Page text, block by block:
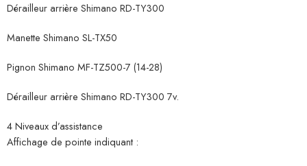
Dérailleur arrière Shimano RD-TY300
Manette Shimano SL-TX50
Pignon Shimano MF-TZ500-7 (14-28)
Dérailleur arrière Shimano RD-TY300 7v.
4 Niveaux d’assistance
Affichage de pointe indiquant :